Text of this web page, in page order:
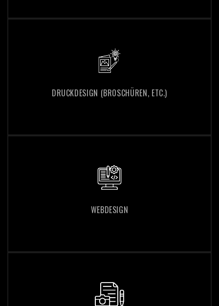
DRUCKDESIGN (BROSCHÜREN, ETC.)
DRUCKDESIGN (BROSCHÜREN, ETC.)
WEBDESIGN
WEBDESIGN